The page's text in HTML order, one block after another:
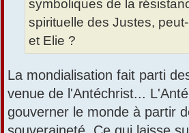
symboliques de la
spirituelle des Justes,
et Elie ?
La mondialisation fait parti
venue de l'Antéchrist...
gouverner le monde à partir